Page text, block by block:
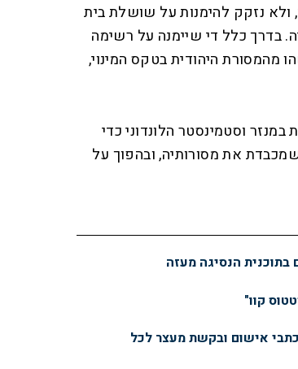
ולא נזקק להימנות על שושלת בית
בדרך כלל די שיימנה על רשימה
מהמסורת היהודית בטקס המינוי,
וסטמינסטר הלונדוני כדי
את מסורותיה, ובהפוך על
הנסיגה מעזה
קוו"
אישום ובקשת מעצר לכל